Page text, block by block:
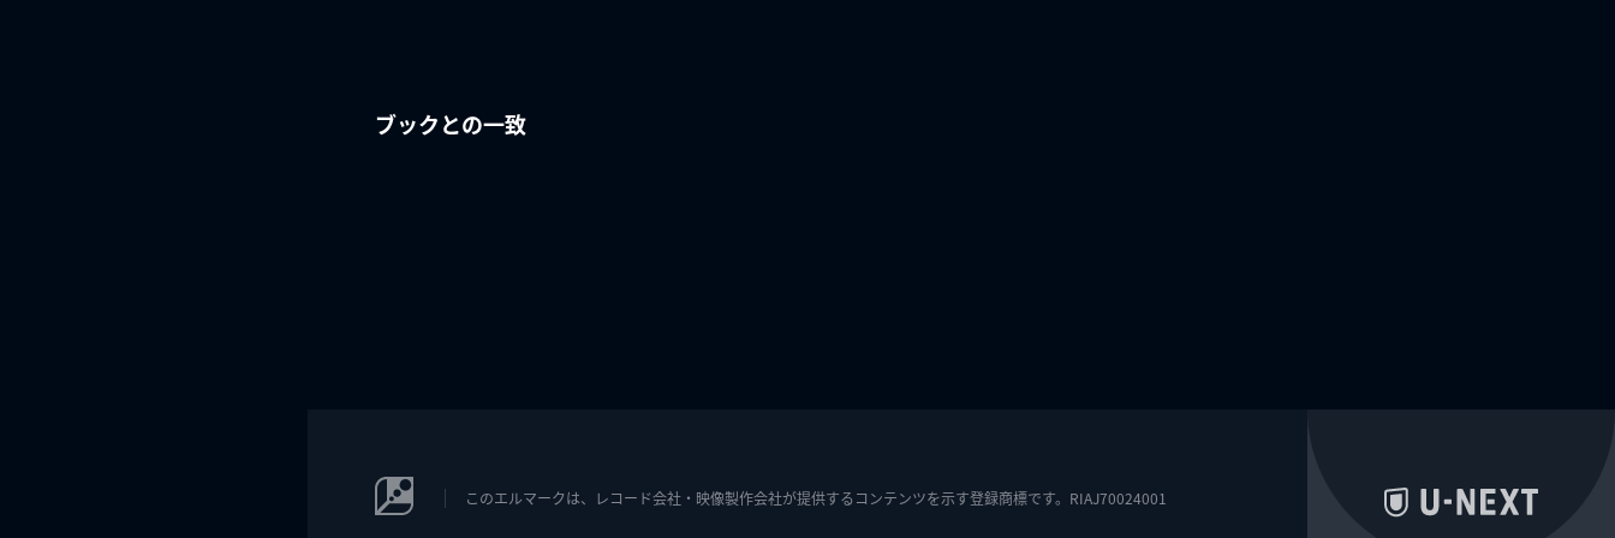
ブックとの一致
このエルマークは、レコード会社・映像製作会社が提供するコンテンツを示す登録商標です。RIAJ70024001